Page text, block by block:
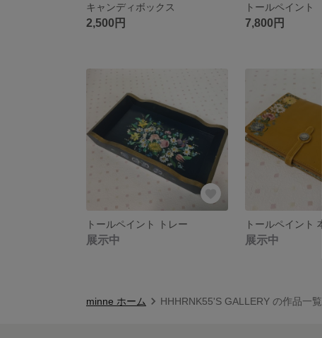
キャンディボックス
2,500円 7,800円
トールペイント トレー
展示中 展示中
minne ホーム HHHRNK55'S GALLERY の作品一覧